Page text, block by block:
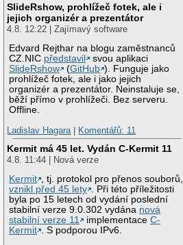
SlideRshow, prohlížeč fotek, ale i
jejich organizér a prezentátor
4.8. 12:22 | Zajímavý software
Edvard Rejthar na blogu zaměstnanců
CZ.NIC představil
svou aplikaci
SlideRshow
(GitHub ). Funguje jako
prohlížeč fotek, ale i jako jejich
organizér a prezentátor. Neinstaluje se,
běží přímo v prohlížeči. Bez serveru.
Offline.
Ladislav Hagara| Komentářů: 11
Kermit má 45 let. Vydán C-Kermit 11
4.8. 11:44 | Nová verze
Kermit , tj. protokol pro přenos souborů,
vznikl před 45 lety . Při této příležitosti
byla po 15 letech od vydání poslední
stabilní verze 9.0.302 vydána nová
stabilní verze 11
implementaceC-
Kermit . S podporou IPv6.